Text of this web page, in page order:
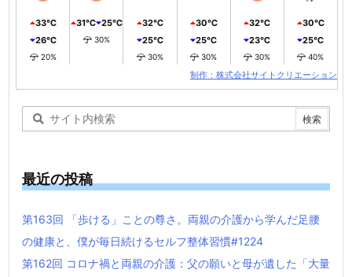
33℃
26℃
20%
31℃ 25℃
30%
32℃
25℃
30%
30℃
25℃
30%
32℃
23℃
30%
30℃
25℃
40%
制作：株式会社サイトクリエーション
最近の投稿
第163回 「歩ける」ことの尊さ。両親の介護から学んだ足腰
の健康と、僕が毎日続けるセルフ整体習慣#1224
第162回 コロナ禍と両親の介護：父の願いと母が遺した「大量